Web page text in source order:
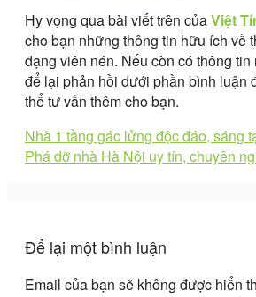
Hy vọng qua bài viết trên củaViệt
cho bạn những thông tin hữu ích về
dạng viên nén. Nếu còn có thông tin
để lại phản hồi dưới phần bình luận
thể tư vấn thêm cho bạn.
Nhà 1 tầng gác lửng độc đáo, sáng
Phá dỡ nhà Hà Nội uy tín, chuyên
Để lại một bình luận
Email của bạn sẽ không được hiển